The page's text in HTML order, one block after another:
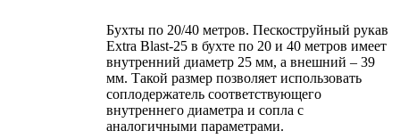
Бухты по 20/40 метров. Пескоструйный рукав
Extra Blast-25 в бухте по 20 и 40 метров имеет
внутренний диаметр 25 мм, а внешний – 39
мм. Такой размер позволяет использовать
соплодержатель соответствующего
внутреннего диаметра и сопла с
аналогичными параметрами.